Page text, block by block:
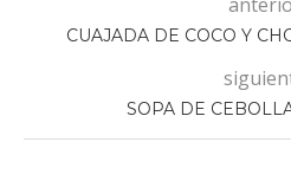
CUAJADA DE COCO Y
SOPA DE